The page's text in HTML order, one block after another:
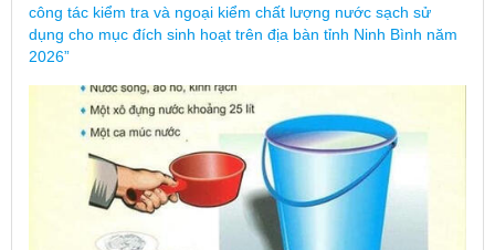
công tác kiểm tra và ngoại kiểm chất lượng nước sạch sử
dụng cho mục đích sinh hoạt trên địa bàn tỉnh Ninh Bình năm
2026”